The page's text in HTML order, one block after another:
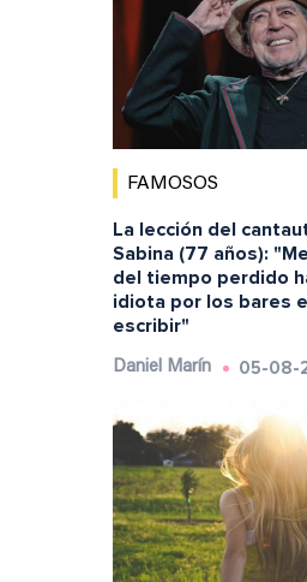
FAMOSOS
La lección del
Sabina (77 años):
del tiempo perdido
idiota por los bares
escribir"
Daniel Marín 05-08-